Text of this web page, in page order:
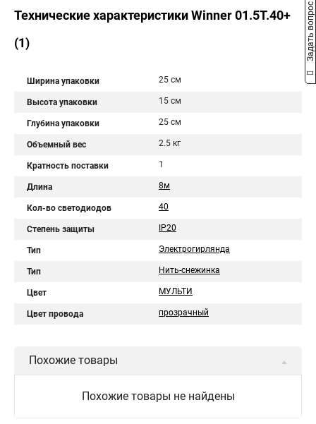
Технические характеристики Winner 01.5T.40+
(1)
Ширина упаковки 25 см
Высота упаковки 15 см
Глубина упаковки 25 см
Объемный вес 2.5 кг
Кратность поставки 1
Длина 8м
Кол-во светодиодов 40
Степень защиты IP20
Тип Электрогирлянда
Тип Нить-снежинка
Цвет МУЛЬТИ
Цвет провода прозрачный
Похожие товары
Похожие товары не найдены
Задать вопрос